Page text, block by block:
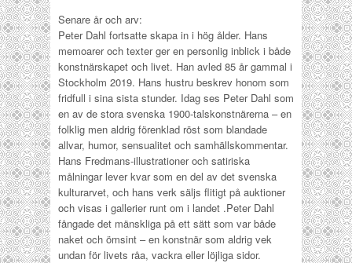
Senare år och arv:
Peter Dahl fortsatte skapa in i hög ålder. Hans
memoarer och texter ger en personlig inblick i både
konstnärskapet och livet. Han avled 85 år gammal i
Stockholm 2019. Hans hustru beskrev honom som
fridfull i sina sista stunder. Idag ses Peter Dahl som
en av de stora svenska 1900-talskonstnärerna – en
folklig men aldrig förenklad röst som blandade
allvar, humor, sensualitet och samhällskommentar.
Hans Fredmans-illustrationer och satiriska
målningar lever kvar som en del av det svenska
kulturarvet, och hans verk säljs flitigt på auktioner
och visas i gallerier runt om i landet .Peter Dahl
fångade det mänskliga på ett sätt som var både
naket och ömsint – en konstnär som aldrig vek
undan för livets råa, vackra eller löjliga sidor.